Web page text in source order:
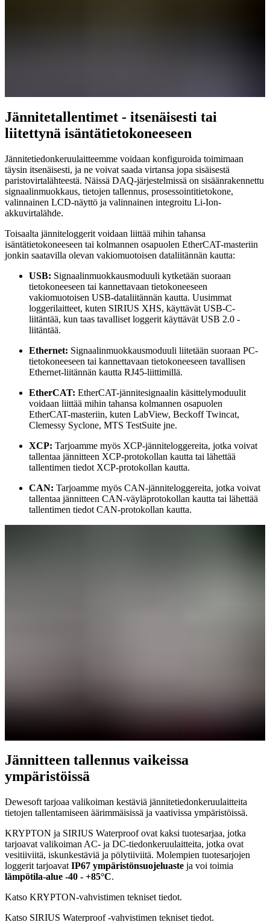
Jännitetallentimet - itsenäisesti tai
liitettynä isäntätietokoneeseen
Jännitetiedonkeruulaitteemme voidaan konfiguroida toimimaan
täysin itsenäisesti, ja ne voivat saada virtansa jopa sisäisestä
paristovirtalähteestä. Näissä DAQ-järjestelmissä on sisäänrakennettu
signaalinmuokkaus, tietojen tallennus, prosessointitietokone,
valinnainen LCD-näyttö ja valinnainen integroitu Li-Ion-
akkuvirtalähde.
Toisaalta jänniteloggerit voidaan liittää mihin tahansa
isäntätietokoneeseen tai kolmannen osapuolen EtherCAT-masteriin
jonkin saatavilla olevan vakiomuotoisen dataliitännän kautta:
USB: Signaalinmuokkausmoduuli kytketään suoraan
tietokoneeseen tai kannettavaan tietokoneeseen
vakiomuotoisen USB-dataliitännän kautta. Uusimmat
loggerilaitteet, kuten SIRIUS XHS, käyttävät USB-C-
liitäntää, kun taas tavalliset loggerit käyttävät USB 2.0 -
liitäntää.
Ethernet: Signaalinmuokkausmoduuli liitetään suoraan PC-
tietokoneeseen tai kannettavaan tietokoneeseen tavallisen
Ethernet-liitännän kautta RJ45-liittimillä.
EtherCAT: EtherCAT-jännitesignaalin käsittelymoduulit
voidaan liittää mihin tahansa kolmannen osapuolen
EtherCAT-masteriin, kuten LabView, Beckoff Twincat,
Clemessy Syclone, MTS TestSuite jne.
XCP: Tarjoamme myös XCP-jänniteloggereita, jotka voivat
tallentaa jännitteen XCP-protokollan kautta tai lähettää
tallentimen tiedot XCP-protokollan kautta.
CAN: Tarjoamme myös CAN-jänniteloggereita, jotka voivat
tallentaa jännitteen CAN-väyläprotokollan kautta tai lähettää
tallentimen tiedot CAN-protokollan kautta.
Jännitteen tallennus vaikeissa
ympäristöissä
Dewesoft tarjoaa valikoiman kestäviä jännitetiedonkeruulaitteita
tietojen tallentamiseen äärimmäisissä ja vaativissa ympäristöissä.
KRYPTON ja SIRIUS Waterproof ovat kaksi tuotesarjaa, jotka
tarjoavat valikoiman AC- ja DC-tiedonkeruulaitteita, jotka ovat
vesitiiviitä, iskunkestäviä ja pölytiiviitä. Molempien tuotesarjojen
loggerit tarjoavat IP67 ympäristönsuojeluaste ja voi toimia
lämpötila-alue -40 - +85°C.
Katso KRYPTON-vahvistimen tekniset tiedot.
Katso SIRIUS Waterproof -vahvistimen tekniset tiedot.